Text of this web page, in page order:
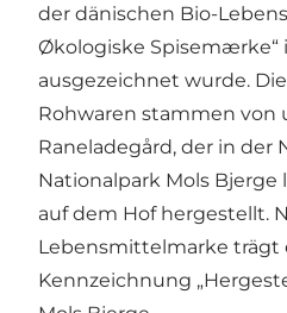
der dänischen Bio-
Økologiske Spisemærke“
ausgezeichnet wurde.
Rohwaren stammen von
Raneladegård, der in der
Nationalpark Mols Bjerge
auf dem Hof hergestellt.
Lebensmittelmarke trägt
Kennzeichnung